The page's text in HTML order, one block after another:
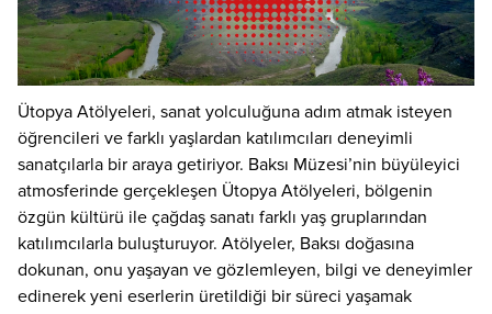
Ütopya Atölyeleri, sanat yolculuğuna adım atmak isteyen
öğrencileri ve farklı yaşlardan katılımcıları deneyimli
sanatçılarla bir araya getiriyor. Baksı Müzesi’nin büyüleyici
atmosferinde gerçekleşen Ütopya Atölyeleri, bölgenin
özgün kültürü ile çağdaş sanatı farklı yaş gruplarından
katılımcılarla buluşturuyor. Atölyeler, Baksı doğasına
dokunan, onu yaşayan ve gözlemleyen, bilgi ve deneyimler
edinerek yeni eserlerin üretildiği bir süreci yaşamak